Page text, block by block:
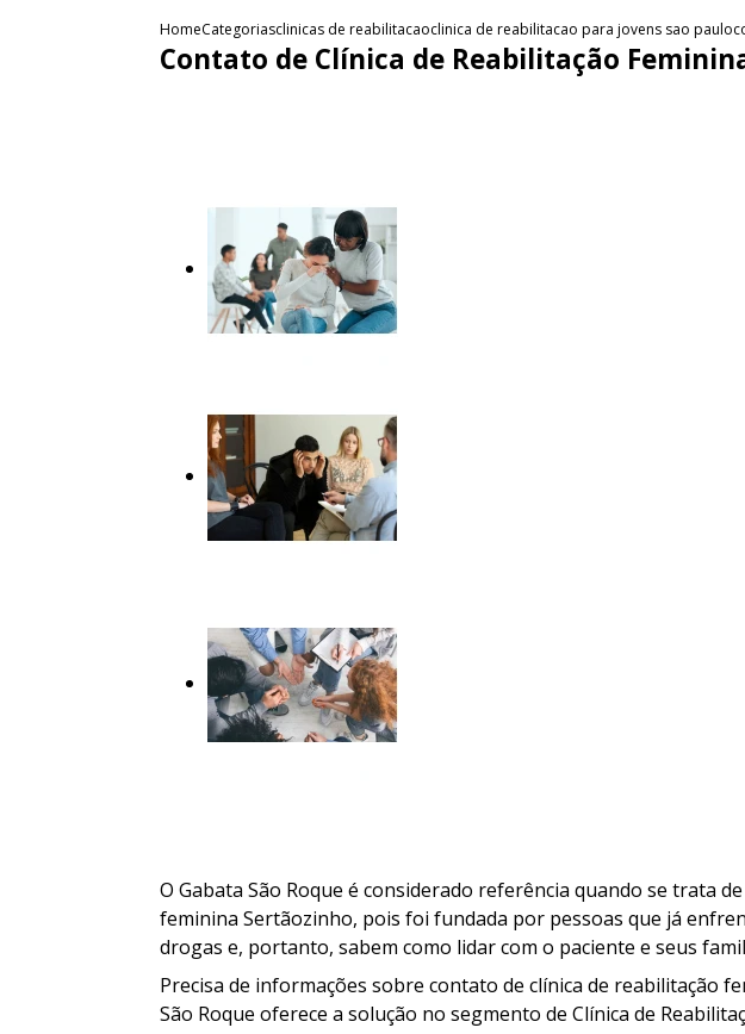
HomeCategoriasclinicas de reabilitacaoclinica de reabilitacao para jovens sao paulo
Contato de Clínica de Reabilitação
O Gabata São Roque é considerado referência quando se trata
feminina Sertãozinho, pois foi fundada por pessoas que já
drogas e, portanto, sabem como lidar com o paciente e seus
Precisa de informações sobre contato de clínica de reabilitação
São Roque oferece a solução no segmento de Clínica de